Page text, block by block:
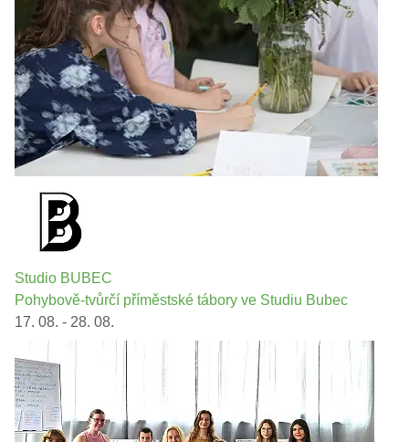
Studio BUBEC
Pohybově-tvůrčí příměstské tábory ve Studiu Bubec
17. 08. - 28. 08.